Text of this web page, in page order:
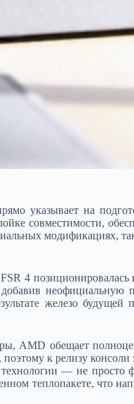
указывает на
совместимости,
модификациях,
4 позиционировалась
неофициальную
железо будущей
AMD обещает
к релизу консоли
— не просто
теплопакете, что